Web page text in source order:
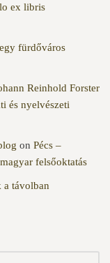
ex libris
fürdőváros
Reinhold Forster
és nyelvészeti
on Pécs –
felsőoktatás
a távolban